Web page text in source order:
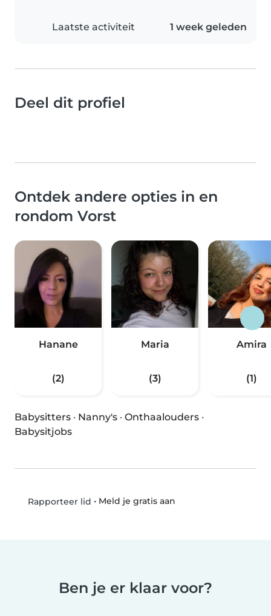
Laatste activiteit 1 week geleden
Deel dit profiel
Ontdek andere opties in en
rondom Vorst
Hanane
(2)
Maria
(3)
Amira
(1)
Babysitters · Nanny's · Onthaalouders ·
Babysitjobs
Rapporteer lid • Meld je gratis aan
Ben je er klaar voor?